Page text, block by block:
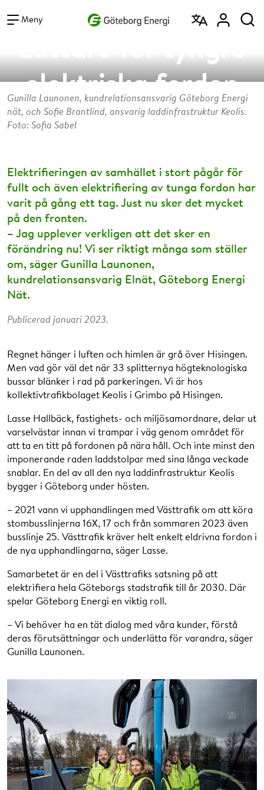
Meny
elektriska fordon
Gunilla Launonen, kundrelationsansvarig Göteborg Energi
nät, och Sofie Brantlind, ansvarig laddinfrastruktur Keolis.
Foto: Sofia Sabel
Elektrifieringen av samhället i stort pågår för
fullt och även elektrifiering av tunga fordon har
varit på gång ett tag. Just nu sker det mycket
på den fronten.
­– Jag upplever verkligen att det sker en
förändring nu! Vi ser riktigt många som ställer
om, säger Gunilla Launonen,
kundrelationsansvarig Elnät, Göteborg Energi
Nät.
Publicerad januari 2023.
Regnet hänger i luften och himlen är grå över Hisingen.
Men vad gör väl det när 33 splitternya högteknologiska
bussar blänker i rad på parkeringen. Vi är hos
kollektivtrafikbolaget Keolis i Grimbo på Hisingen.
Lasse Hallbäck, fastighets- och miljösamordnare, delar ut
varselvästar innan vi trampar i väg genom området för
att ta en titt på fordonen på nära håll. Och inte minst den
imponerande raden laddstolpar med sina långa veckade
snablar. En del av all den nya laddinfrastruktur Keolis
bygger i Göteborg under hösten.
– 2021 vann vi upphandlingen med Västtrafik om att köra
stombusslinjerna 16X, 17 och från sommaren 2023 även
busslinje 25. Västtrafik kräver helt enkelt eldrivna fordon i
de nya upphandlingarna, säger Lasse.
Samarbetet är en del i Västtrafiks satsning på att
elektrifiera hela Göteborgs stadstrafik till år 2030. Där
spelar Göteborg Energi en viktig roll.
– Vi behöver ha en tät dialog med våra kunder, förstå
deras förutsättningar och underlätta för varandra, säger
Gunilla Launonen.